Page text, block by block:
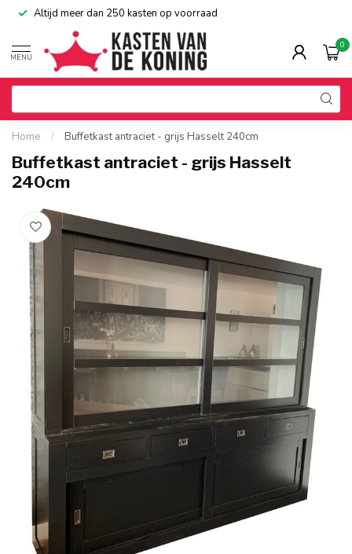
Altijd meer dan 250 kasten op voorraad
MENU
0
Home / Buffetkast antraciet - grijs Hasselt 240cm
Buffetkast antraciet - grijs Hasselt
240cm